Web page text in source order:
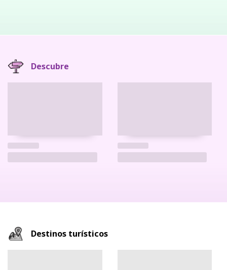
Descubre
Destinos turísticos